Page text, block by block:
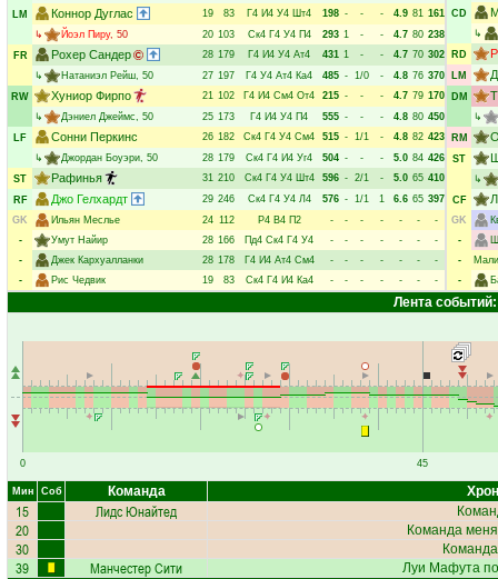
LM
Коннор Дуглас 19 83 Г4 И4 У4 Шт4 198 - - - 4.9 81 161
↳
Йоэл Пиру, 50 20 103 Ск4 Г4 У4 П4 293 1 - - 4.7 80 238
FR
Рохер Сандер 28 179 Г4 И4 У4 Ат4 431 1 - - 4.7 70 302
↳
Натаниэл Рейш, 50 27 197 Г4 У4 Ат4 Ка4 485 - 1/0 - 4.8 76 370
RW
Хуниор Фирпо 21 102 Г4 И4 См4 От4 215 - - - 4.7 79 170
↳
Дэниел Джеймс, 50 25 173 Г4 И4 У4 П4 555 - - - 4.8 80 450
LF
Сонни Перкинс 26 182 Ск4 Г4 У4 См4 515 - 1/1 - 4.8 82 423
↳
Джордан Боуэри, 50 28 179 Ск4 Г4 И4 Уг4 504 - - - 5.0 84 426
ST
Рафинья 31 210 Ск4 Г4 У4 Шт4 596 - 2/1 - 5.0 65 410
RF
Джо Гелхардт 29 246 Ск4 Г4 У4 Л4 576 - 1/1 1 6.6 65 397
GK
Ильян Меслье 24 112 Р4 В4 П2 - - - - - -
-
-
Умут Найир 28 166 Пд4 Ск4 Г4 У4 - - - - - -
-
-
Джек Кархуалланки 28 178 Г4 И4 Ат4 См4 - - - - - -
-
-
Рис Чедвик 19 83 Ск4 Г4 И4 Ка4 - - - - - - -
CD
↳
RD
LM
DM
↳
RM
ST
↳
CF
GK
-
-
-
Лента событий:
0 45
Мин Соб Команда
15 Лидс Юнайтед
20 Команда
30
39 Манчестер Сити Луи Мафута